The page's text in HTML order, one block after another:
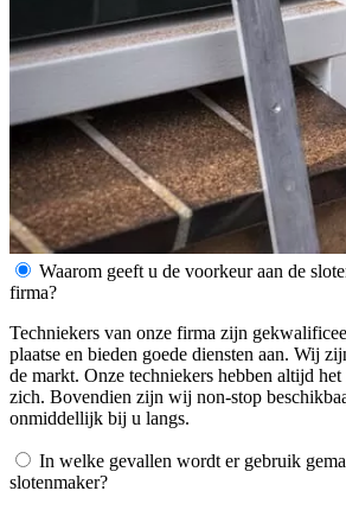
Waarom geeft u de voorkeur aan de
firma?
Techniekers van onze firma zijn
plaatse en bieden goede diensten aan. Wij
de markt. Onze techniekers hebben altijd
zich. Bovendien zijn wij non-stop
onmiddellijk bij u langs.
In welke gevallen wordt er gebruik
slotenmaker?